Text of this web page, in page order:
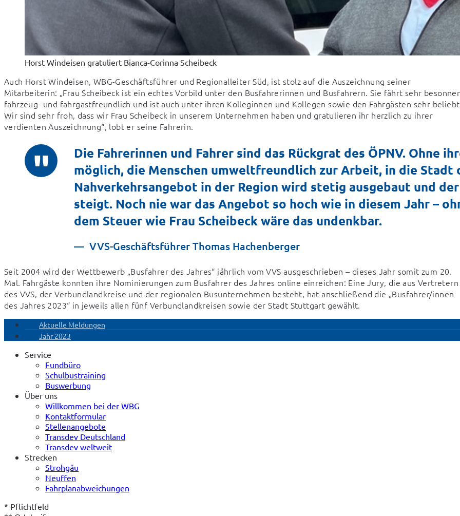
Horst Windeisen gratuliert Bianca-Corinna Scheibeck
Auch Horst Windeisen, WBG-Geschäftsführer und Regionalleiter Süd, ist stolz auf die Auszeichnung seiner
Mitarbeiterin: „Frau Scheibeck ist ein echtes Vorbild unter den Busfahrerinnen und Busfahrern. Sie fährt sehr
fahrzeug- und fahrgastfreundlich und ist auch unter ihren Kolleginnen und Kollegen sowie den Fahrgästen sehr
Wir sind sehr froh, dass wir Frau Scheibeck in unserem Unternehmen haben und gratulieren ihr herzlich zu ihrer
verdienten Auszeichnung“, lobt er seine Fahrerin.
Die Fahrerinnen und Fahrer sind das Rückgrat des ÖPNV. Ohne
möglich, die Menschen umweltfreundlich zur Arbeit, in die Stadt
Nahverkehrsangebot in der Region wird stetig ausgebaut und
steigt. Noch nie war das Angebot so hoch wie in diesem Jahr –
dem Steuer wie Frau Scheibeck wäre das undenkbar.
VVS-Geschäftsführer Thomas Hachenberger
Seit 2004 wird der Wettbewerb „Busfahrer des Jahres“ jährlich vom VVS ausgeschrieben – dieses Jahr somit zum 20.
Mal. Fahrgäste konnten ihre Nominierungen zum Busfahrer des Jahres online einreichen: Eine Jury, die aus Vertretern
des VVS, der Verbundlandkreise und der regionalen Busunternehmen besteht, hat anschließend die „Busfahrer/innen
des Jahres 2023“ in jeweils allen fünf Verbundlandkreisen sowie der Stadt Stuttgart gewählt.
Aktuelle Meldungen
Jahr 2023
Service
Fundbüro
Schulbustraining
Buswerbung
Über uns
Willkommen bei der WBG
Kontaktformular
Stellenangebote
Transdev Deutschland
Transdev weltweit
Strecken
Strohgäu
Neuffen
Fahrplanabweichungen
* Pflichtfeld